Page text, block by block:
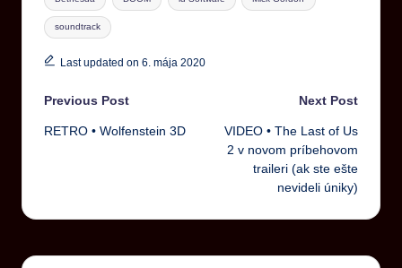
soundtrack
Last updated on 6. mája 2020
Previous Post
RETRO • Wolfenstein 3D
Next Post
VIDEO • The Last of Us
2 v novom príbehovom
traileri (ak ste ešte
nevideli úniky)